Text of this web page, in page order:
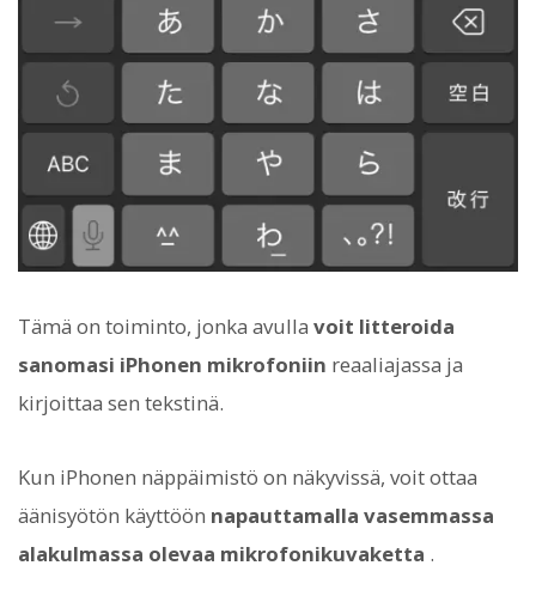
Tämä on toiminto, jonka avulla voit litteroida
sanomasi iPhonen mikrofoniin reaaliajassa ja
kirjoittaa sen tekstinä.
Kun iPhonen näppäimistö on näkyvissä, voit ottaa
äänisyötön käyttöön napauttamalla vasemmassa
alakulmassa olevaa mikrofonikuvaketta .